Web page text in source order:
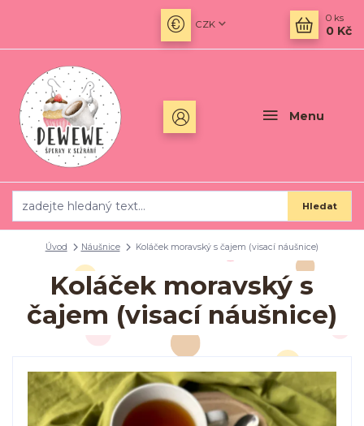
Menu
CZK
Hledat
0 ks
0 Kč
Úvod Náušnice Koláček moravský s čajem (visací náušnice)
Koláček moravský s
čajem (visací náušnice)